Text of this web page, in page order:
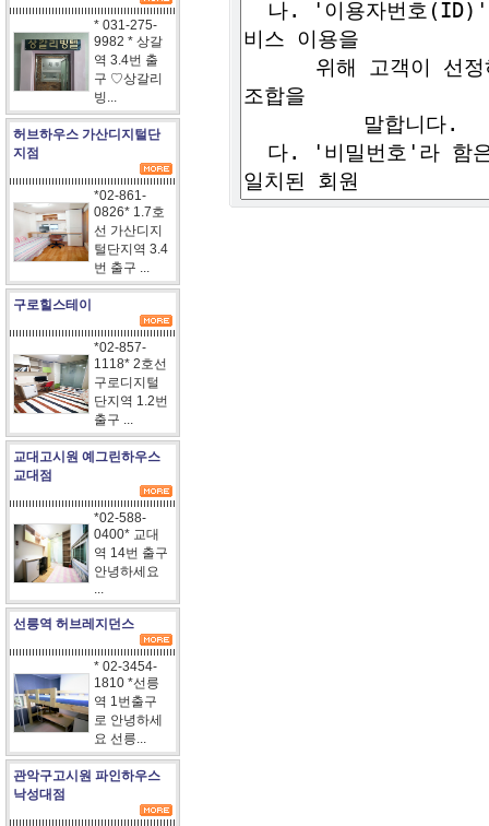
* 031-275-
9982 * 상갈
역 3.4번 출
구 ♡상갈리
빙...
허브하우스 가산디지털단
지점
*02-861-
0826* 1.7호
선 가산디지
털단지역 3.4
번 출구 ...
구로힐스테이
*02-857-
1118* 2호선
구로디지털
단지역 1.2번
출구 ...
교대고시원 예그린하우스
교대점
*02-588-
0400* 교대
역 14번 출구
안녕하세요
...
선릉역 허브레지던스
* 02-3454-
1810 *선릉
역 1번출구
로 안녕하세
요 선릉...
관악구고시원 파인하우스
낙성대점